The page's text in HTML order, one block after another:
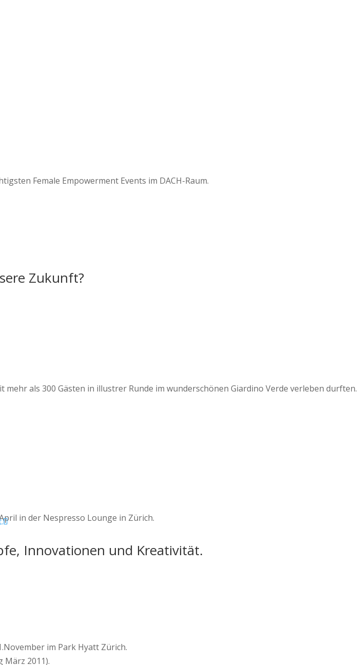
Female Empowerment Events im DACH-Raum.
Zukunft?
als 300 Gästen in illustrer Runde im wunderschönen Giardino Verde verleben durften.
in der Nespresso Lounge in Zürich.
Innovationen und Kreativität.
im Park Hyatt Zürich.
März 2011).